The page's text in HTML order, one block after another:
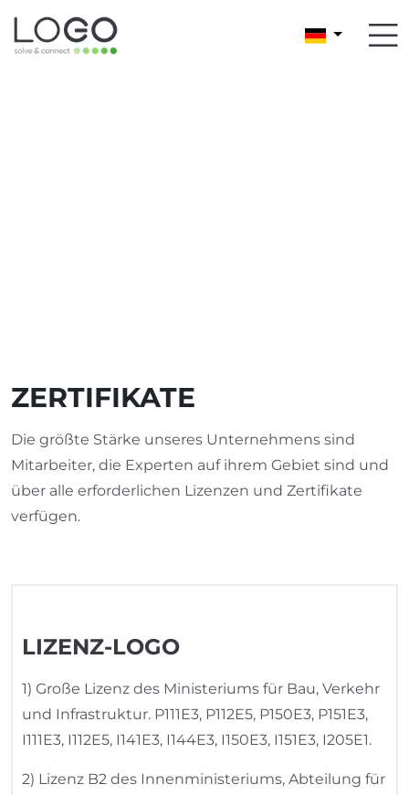
ZERTIFIKATE
Die größte Stärke unseres Unternehmens sind
Mitarbeiter, die Experten auf ihrem Gebiet sind und
über alle erforderlichen Lizenzen und Zertifikate
verfügen.
LIZENZ-LOGO
1) Große Lizenz des Ministeriums für Bau, Verkehr
und Infrastruktur. P111E3, P112E5, P150E3, P151E3,
I111E3, I112E5, I141E3, I144E3, I150E3, I151E3, I205E1.
2) Lizenz B2 des Innenministeriums, Abteilung für